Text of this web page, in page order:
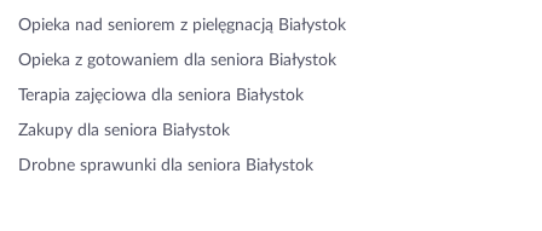
Opieka nad seniorem z pielęgnacją Białystok
Opieka z gotowaniem dla seniora Białystok
Terapia zajęciowa dla seniora Białystok
Zakupy dla seniora Białystok
Drobne sprawunki dla seniora Białystok